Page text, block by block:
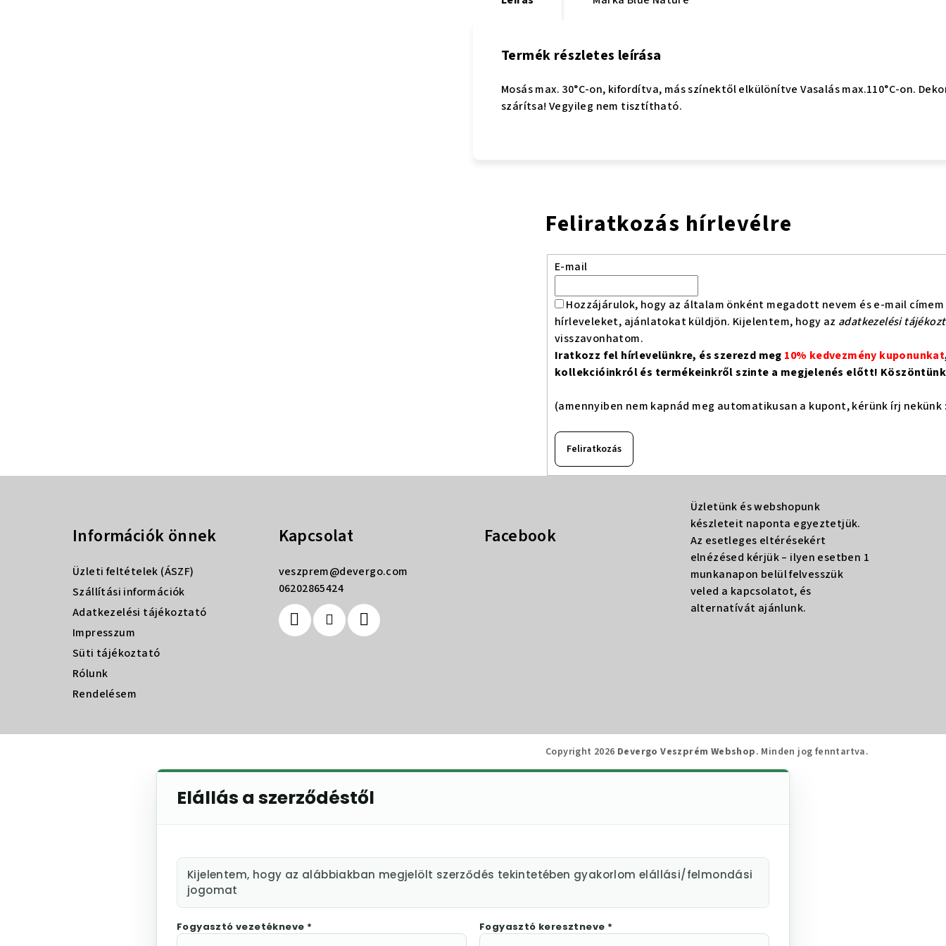
Termék részletes leírása
Mosás max. 30°C-on, kifordítva, más színektől elkülönítve Vasalás max.110°C-on.
szárítsa! Vegyileg nem tisztítható.
Feliratkozás hírlevélre
E-mail
Hozzájárulok, hogy az általam önként megadott nevem és e-mail
hírleveleket, ajánlatokat küldjön. Kijelentem, hogy az adatkezelési
visszavonhatom.
Iratkozz fel hírlevelünkre, és szerezd meg 10% kedvezmény kuponunkat
kollekcióinkról és termékeinkről szinte a megjelenés előtt!
(amennyiben nem kapnád meg automatikusan a kupont, kérünk írj nekünk
Feliratkozás
Információk önnek
Üzleti feltételek (ÁSZF)
Szállítási információk
Adatkezelési tájékoztató
Impresszum
Süti tájékoztató
Rólunk
Rendelésem
Kapcsolat
veszprem@devergo.com
06202865424
Facebook
Üzletünk és webshopunk
készleteit naponta egyeztetjük.
Az esetleges eltérésekért
elnézésed kérjük – ilyen esetben 1
munkanapon belül felvesszük
veled a kapcsolatot, és
alternatívát ajánlunk.
Copyright 2026 Devergo Veszprém Webshop. Minden jog fenntartva.
Elállás a szerződéstől
Kijelentem, hogy az alábbiakban megjelölt szerződés tekintetében gyakorlom elállási/felmondási
jogomat
Fogyasztó vezetékneve * Fogyasztó keresztneve *